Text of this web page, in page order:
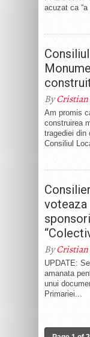
acuzat ca
By
Am promis
construirea
tragediei din
Consiliul
voteaza
By
UPDATE:
amanata
unui
Primariei...